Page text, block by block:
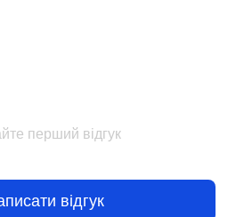
перший відгук
відгук